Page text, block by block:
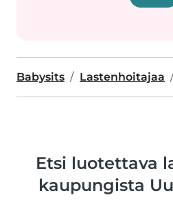
Babysits Lastenhoitajaa
Etsi luotettava
kaupungista